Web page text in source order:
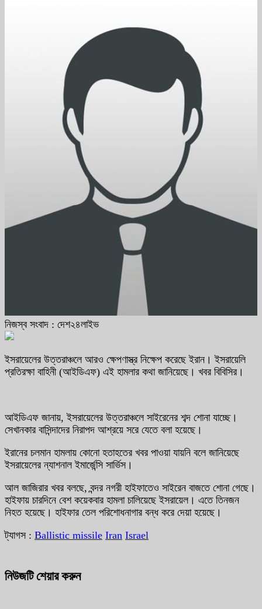
নিজস্ব সংবাদ : দেশ২৪লাইভ
ইসরায়েলের উত্তরাঞ্চলে আরও ক্ষেপণাস্ত্র নিক্ষেপ করেছে ইরান। ইসরায়েলি
প্রতিরক্ষা বাহিনী (আইডিএফ) এই হামলার কথা জানিয়েছে। খবর বিবিসির।
আইডিএফ জানায়, ইসরায়েলের উত্তরাঞ্চলে সাইরেনের শব্দ শোনা যাচ্ছে।
সেখানকার বাসিন্দাদের নিরাপদ আশ্রয়ে সরে যেতে বলা হয়েছে।
ইরানের চলমান হামলায় কোনো হতাহতের খবর পাওয়া যায়নি বলে জানিয়েছে
ইসরায়েলের ন্যাশনাল ইমার্জেন্সি সার্ভিস।
আল জাজিরার খবর বলছে, বন্দর নগরী হাইফাতেও সাইরেন বাজতে শোনা গেছে।
হাইফায় চারদিনে বেশ কয়েকবার হামলা চালিয়েছে ইসরায়েল। এতে তিনজন
নিহত হয়েছে। হাইফার তেল পরিশোধনাগার বন্ধ করে দেয়া হয়েছে।
ট্যাগস : Ballistic missile Iran Israel
নিউজটি শেয়ার করুন